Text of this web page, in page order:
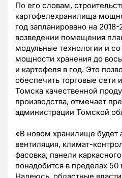
По его словам,
картофелехранилища
год запланировано на
возведении помещения
модульные технологии и
мощности хранения до
и картофеля в год. Это
обеспечить торговые сети
Томска качественной
производства, отмечает
администрации Томской
«В новом хранилище будет
вентиляция, климат-
фасовка, панели
понадобится в пределах